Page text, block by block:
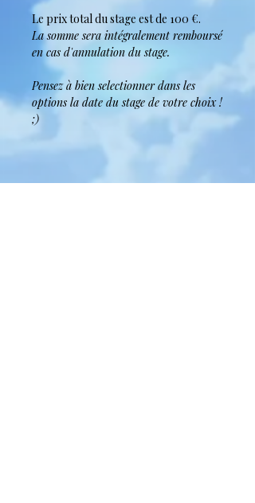
Le prix total du stage est de 100 €.
La somme sera intégralement remboursé
en cas d'annulation du stage.
Pensez à bien selectionner dans les
options la date du stage de votre choix !
;)